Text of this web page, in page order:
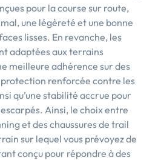
pour la course sur route,
une légèreté et une bonne
lisses. En revanche, les
adaptées aux terrains
meilleure adhérence sur des
renforcée contre les
qu’une stabilité accrue pour
Ainsi, le choix entre
et des chaussures de trail
sur lequel vous prévoyez de
conçu pour répondre à des